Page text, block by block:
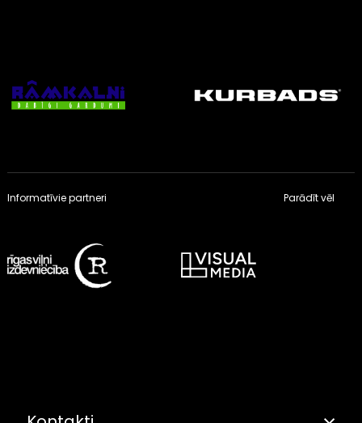
Informatīvie partneri Parādīt vēl